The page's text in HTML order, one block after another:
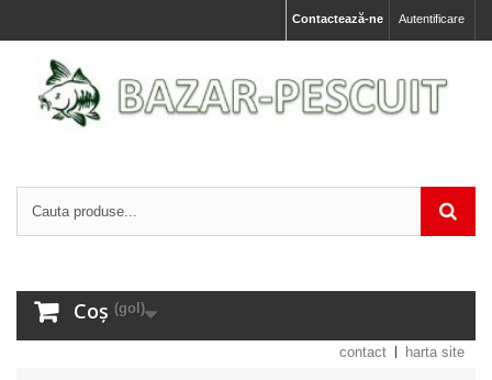
Autentificare
Contactează-ne
Coș (gol)
contact harta site